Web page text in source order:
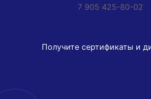
7 905 425-80-02
Получите сертификаты и